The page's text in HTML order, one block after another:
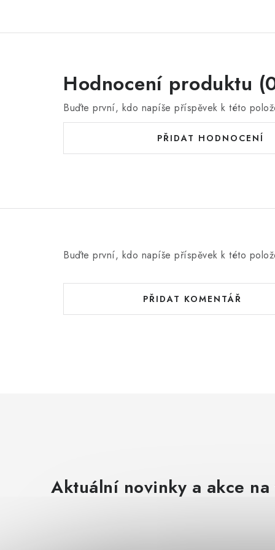
Hodnocení produktu
Buďte první, kdo napíše příspěvek k této
PŘIDAT HODNOCENÍ
Buďte první, kdo napíše příspěvek k této
PŘIDAT KOMENTÁŘ
Aktuální novinky a akce na